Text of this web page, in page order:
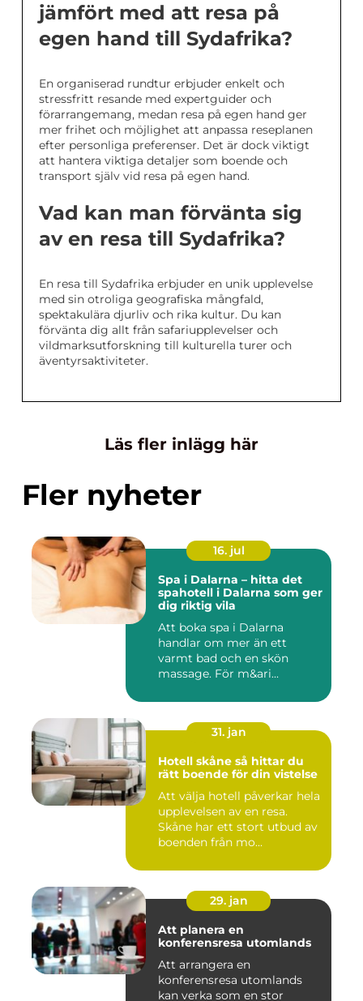
jämfört med att resa på
egen hand till Sydafrika?
En organiserad rundtur erbjuder enkelt och
stressfritt resande med expertguider och
förarrangemang, medan resa på egen hand ger
mer frihet och möjlighet att anpassa reseplanen
efter personliga preferenser. Det är dock viktigt
att hantera viktiga detaljer som boende och
transport själv vid resa på egen hand.
Vad kan man förvänta sig
av en resa till Sydafrika?
En resa till Sydafrika erbjuder en unik upplevelse
med sin otroliga geografiska mångfald,
spektakulära djurliv och rika kultur. Du kan
förvänta dig allt från safariupplevelser och
vildmarksutforskning till kulturella turer och
äventyrsaktiviteter.
Läs fler inlägg här
Fler nyheter
16. jul
Spa i Dalarna – hitta det
spahotell i Dalarna som ger
dig riktig vila
Att boka spa i Dalarna
handlar om mer än ett
varmt bad och en skön
massage. För m&ari...
31. jan
Hotell skåne så hittar du
rätt boende för din vistelse
Att välja hotell påverkar hela
upplevelsen av en resa.
Skåne har ett stort utbud av
boenden från mo...
29. jan
Att planera en
konferensresa utomlands
Att arrangera en
konferensresa utomlands
kan verka som en stor